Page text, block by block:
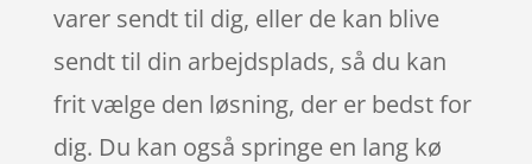
varer sendt til dig, eller de kan blive
sendt til din arbejdsplads, så du kan
frit vælge den løsning, der er bedst for
dig. Du kan også springe en lang kø